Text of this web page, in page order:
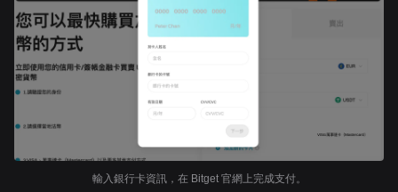
輸入銀行卡資訊，在 Bitget 官網上完成支付。